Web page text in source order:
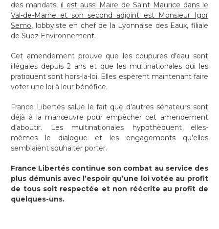
des mandats, il est aussi Maire de Saint Maurice dans le
Val-de-Marne et son second adjoint est Monsieur Igor
Semo, lobbyiste en chef de la Lyonnaise des Eaux, filiale
de Suez Environnement.
Cet amendement prouve que les coupures d’eau sont
illégales depuis 2 ans et que les multinationales qui les
pratiquent sont hors-la-loi. Elles espèrent maintenant faire
voter une loi à leur bénéfice.
France Libertés salue le fait que d’autres sénateurs sont
déjà à la manœuvre pour empêcher cet amendement
d’aboutir. Les multinationales hypothèquent elles-
mêmes le dialogue et les engagements qu’elles
semblaient souhaiter porter.
France Libertés continue son combat au service des
plus démunis avec l’espoir qu’une loi votée au profit
de tous soit respectée et non réécrite au profit de
quelques-uns.